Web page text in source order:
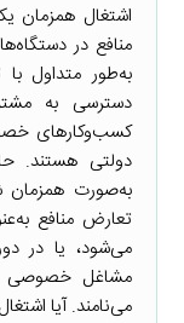
اشتغال همزمان
منافع در
به‌طور متداول
دسترسی به
کسب‌وکارهای
دولتی هستند.
به‌صورت همزمان
تعارض منافع
می‌شود، یا در
مشاغل خصوصی
می‌نامند. آیا